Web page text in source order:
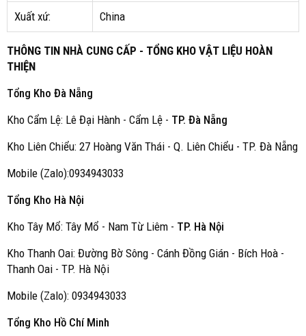
Xuất xứ: China
THÔNG TIN NHÀ CUNG CẤP - TỔNG KHO VẬT LIỆU HOÀN
THIỆN
Tổng Kho Đà Nẵng
Kho Cẩm Lệ: Lê Đại Hành - Cẩm Lệ - TP. Đà Nẵng
Kho Liên Chiểu: 27 Hoàng Văn Thái - Q. Liên Chiểu - TP. Đà Nẵng
Mobile (Zalo):0934943033
Tổng Kho Hà Nội
Kho Tây Mổ: Tây Mổ - Nam Từ Liêm - TP. Hà Nội
Kho Thanh Oai: Đường Bờ Sông - Cánh Đồng Gián - Bích Hoà -
Thanh Oai - TP. Hà Nội
Mobile (Zalo): 0934943033
Tổng Kho Hồ Chí Minh